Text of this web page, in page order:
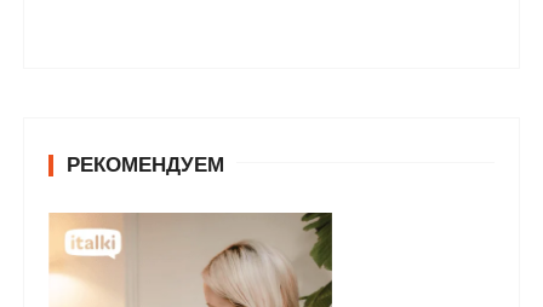
РЕКОМЕНДУЕМ